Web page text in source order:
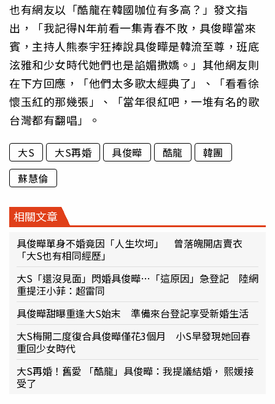
也有網友以「酷龍在韓國咖位有多高？」發文指
出，「我記得N年前看一集青春不敗，具俊曄當來
賓，主持人熊泰宇狂捧說具俊曄是韓流至尊，班底
泫雅和少女時代她們也是諂媚撒嬌。」其他網友則
在下方回應，「他們太多歌太經典了」、「看看徐
懷玉紅的那幾張」、「當年很紅吧，一堆有名的歌
台灣都有翻唱」。
大S 大S再婚 具俊曄 酷龍
韓團
蘇慧倫
相關文章
具俊曄單身不婚竟因「人生坎坷」 曾落魄開店賣衣
「大S也有相同經歷」
大S「還沒見面」閃婚具俊曄…「這原因」急登記 陸網
重提汪小菲：超雷同
具俊曄甜曝重逢大S始末 準備來台登記享受新婚生活
大S梅開二度復合具俊曄僅花3個月 小S早發現她回春
重回少女時代
大S再婚！舊愛 「酷龍」具俊曄：我提議結婚， 熙媛接
受了